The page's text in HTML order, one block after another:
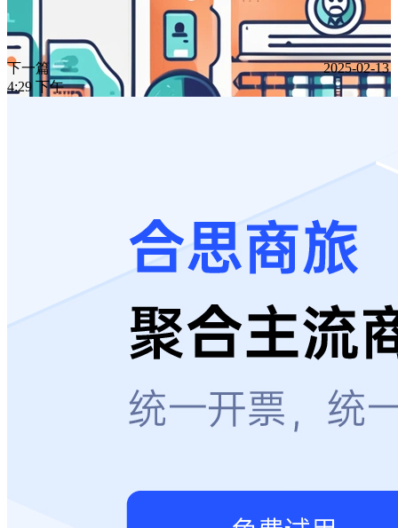
下一篇
2025-02-13
4:29 下午